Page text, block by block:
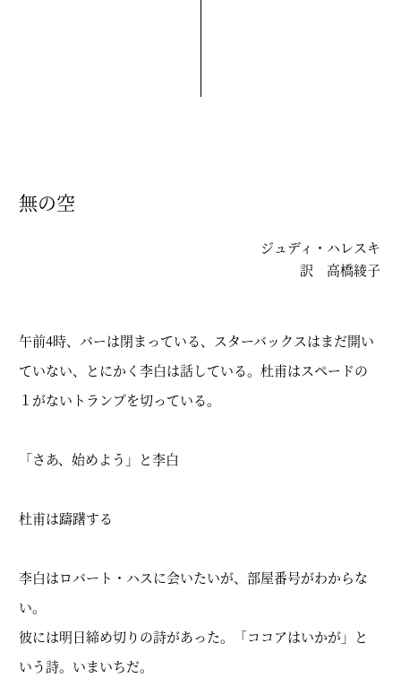
無の空
ジュディ・ハレスキ
訳 高橋綾子
午前4時、バーは閉まっている、スターバックスはまだ開い
ていない、とにかく李白は話している。杜甫はスペードの
１がないトランプを切っている。
「さあ、始めよう」と李白
杜甫は躊躇する
李白はロバート・ハスに会いたいが、部屋番号がわからな
い。
彼には明日締め切りの詩があった。「ココアはいかが」と
いう詩。いまいちだ。